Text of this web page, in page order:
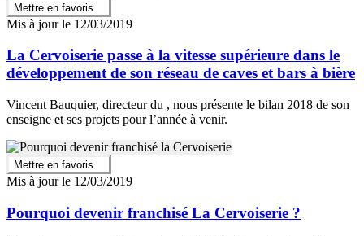
Mettre en favoris
Mis à jour le 12/03/2019
La Cervoiserie passe à la vitesse supérieure dans le
développement de son réseau de caves et bars à bière
Vincent Bauquier, directeur du , nous présente le bilan 2018 de son
enseigne et ses projets pour l’année à venir.
Mettre en favoris
Mis à jour le 12/03/2019
Pourquoi devenir franchisé La Cervoiserie ?